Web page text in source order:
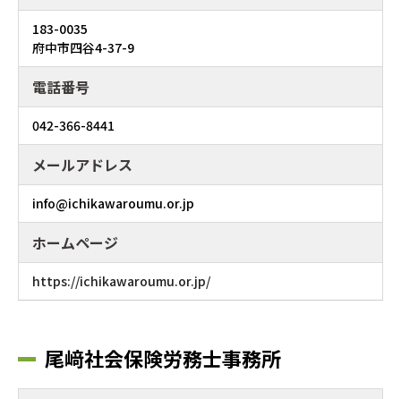
183-0035
府中市四谷4-37-9
電話番号
042-366-8441
メールアドレス
info@ichikawaroumu.or.jp
ホームページ
https://ichikawaroumu.or.jp/
尾﨑社会保険労務士事務所